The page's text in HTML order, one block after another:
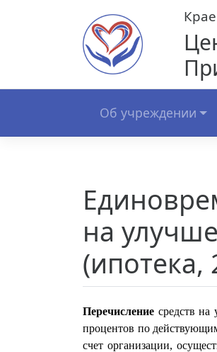
Об учреждении
на
(ипотека,
Перечисление средств на
процентов по
счет организации,